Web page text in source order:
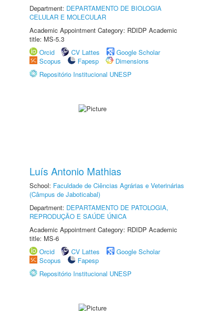
Department: DEPARTAMENTO DE BIOLOGIA
CELULAR E MOLECULAR
Academic Appointment Category: RDIDP Academic
title: MS-5.3
Orcid
CV Lattes
Google Scholar
Scopus
Fapesp
Dimensions
Repositório Institucional UNESP
Luís Antonio Mathias
School: Faculdade de Ciências Agrárias e Veterinárias
(Câmpus de Jaboticabal)
Department: DEPARTAMENTO DE PATOLOGIA,
REPRODUÇÃO E SAÚDE ÚNICA
Academic Appointment Category: RDIDP Academic
title: MS-6
Orcid
CV Lattes
Google Scholar
Scopus
Fapesp
Repositório Institucional UNESP